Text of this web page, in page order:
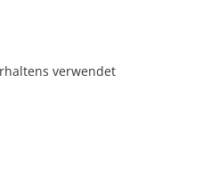
verwendet